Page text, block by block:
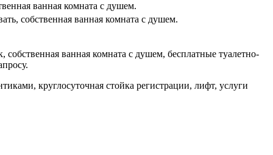
ванная комната с душем.
собственная ванная комната с душем.
собственная ванная комната с душем, бесплатные туалетно-
круглосуточная стойка регистрации, лифт, услуги